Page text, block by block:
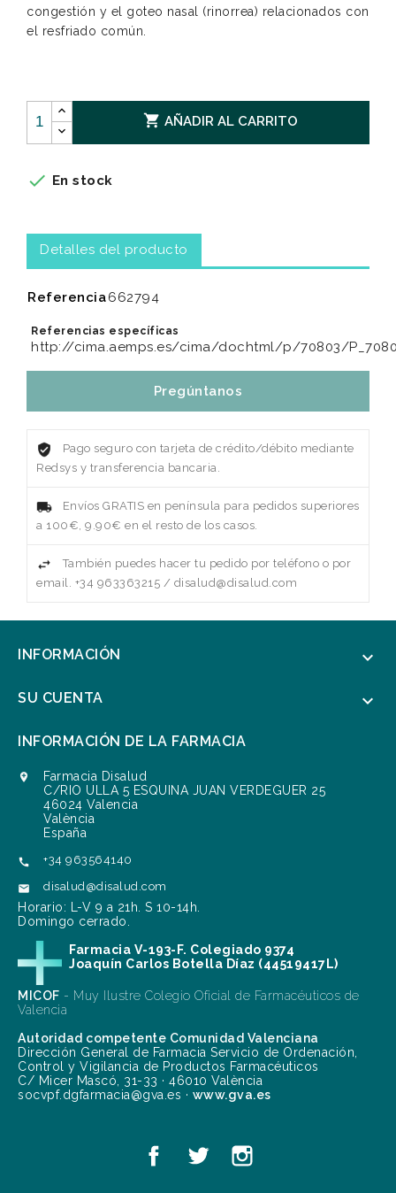
congestión y el goteo nasal (rinorrea) relacionados con
el resfriado común.
 AÑADIR AL CARRITO
 En stock
Detalles del producto
Referencia662794
Referencias específicas
http://cima.aemps.es/cima/dochtml/p/70803/
Pregúntanos
Pago seguro con tarjeta de crédito/débito mediante
Redsys y transferencia bancaria.
Envíos GRATIS en península para pedidos superiores
a 100€, 9.90€ en el resto de los casos.
También puedes hacer tu pedido por teléfono o por
email. +34 963363215 / disalud@disalud.com
INFORMACIÓN 
SU CUENTA 
INFORMACIÓN DE LA FARMACIA

Farmacia Disalud
C/RIO ULLA 5 ESQUINA JUAN VERDEGUER 25
46024 Valencia
València
España
 +34 963564140
 disalud@disalud.com
Horario: L-V 9 a 21h. S 10-14h.
Domingo cerrado.
Farmacia V-193-F. Colegiado 9374
Joaquín Carlos Botella Díaz (44519417L)
MICOF - Muy Ilustre Colegio Oficial de Farmacéuticos de
Valencia
Autoridad competente Comunidad Valenciana
Dirección General de Farmacia Servicio de Ordenación,
Control y Vigilancia de Productos Farmacéuticos
C/ Micer Mascó, 31-33 · 46010 València
socvpf.dgfarmacia@gva.es · www.gva.es